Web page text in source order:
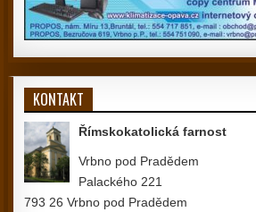
KONTAKT
Římskokatolická farnost
Vrbno pod Pradědem
Palackého 221
793 26 Vrbno pod Pradědem